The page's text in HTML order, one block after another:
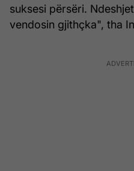
suksesi përsëri.
vendosin gjithçka", tha